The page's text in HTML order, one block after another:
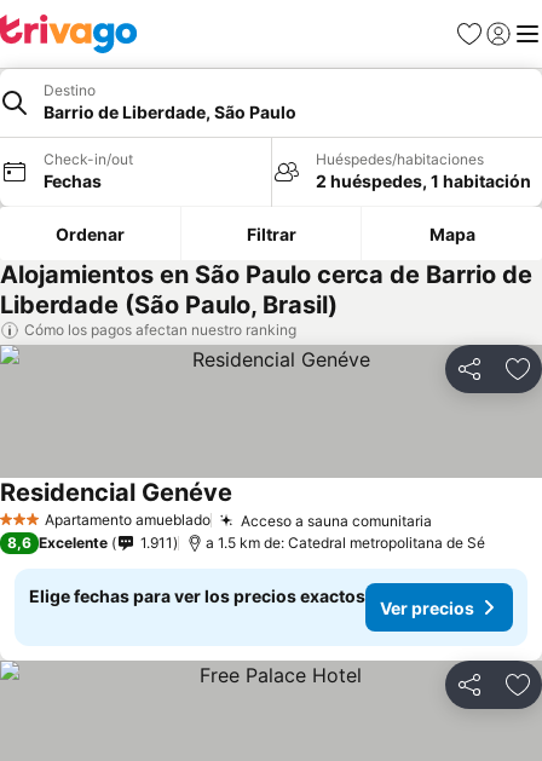
Favoritos
Iniciar
Destino
Barrio de Liberdade, São Paulo
Check-in/out
Fechas
Huéspedes/habitaciones
2 huéspedes, 1 habitación
Ordenar Filtrar Mapa
Alojamientos en São Paulo cerca de Barrio de
Liberdade (São Paulo, Brasil)
Cómo los pagos afectan nuestro ranking
Compartir
3 EstrellasApartamento amueblado Acceso a sauna comunitaria
Residencial Genéve
8,6 Excelente 1.911 a 1.5 km de: Catedral metropolitana de Sé
Elige fechas para ver los precios exactos
Ver precios
Compartir